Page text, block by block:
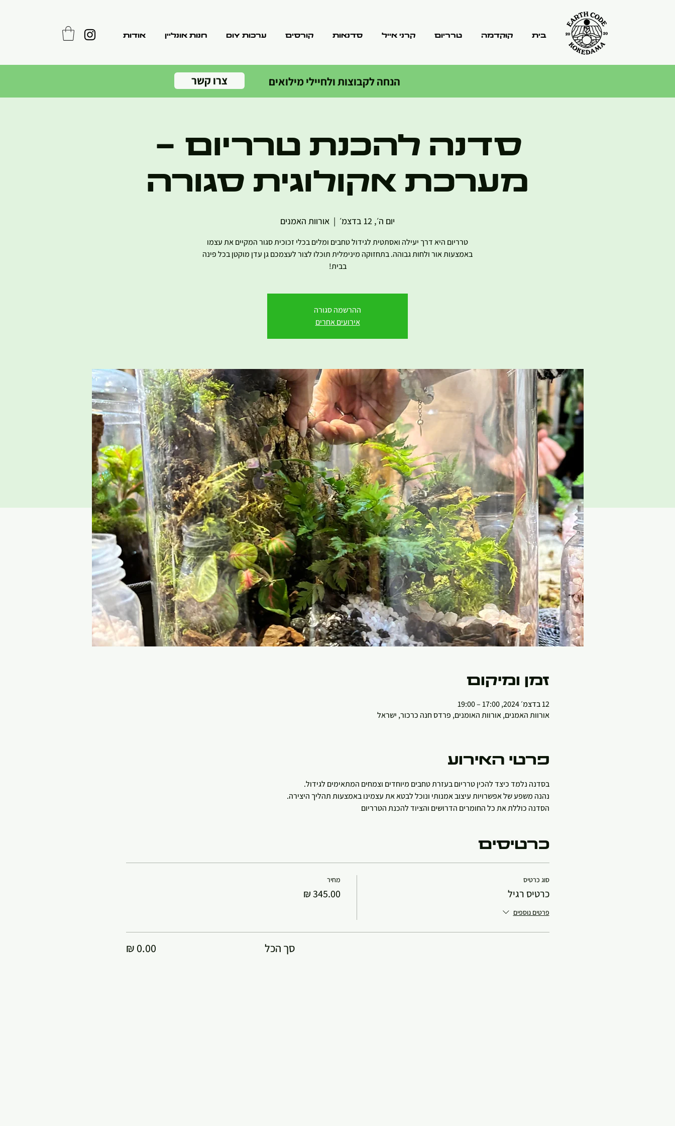
בית קוקדמה טרריום קרני אייל סדנאות קורסים ערכות DIY חנות אונליין אודות
צרו קשר הנחה לקבוצות ולחיילי מילואים
סדנה להכנת טרריום -
מערכת אקולוגית סגורה
יום ה׳, 12 בדצמ׳
  |
אורוות האמנים
טרריום היא דרך יעילה ואסתטית לגידול טחבים ומלים בכלי זכוכית סגור המקיים את עצמו
באמצעות אור ולחות גבוהה. בתחזוקה מינימלית תוכלו לצור לעצמכם גן עדן מוקטן בכל פינה
בבית!
ההרשמה סגורה
אירועים אחרים
זמן ומיקום
12 בדצמ׳ 2024, 17:00 – 19:00
אורוות האמנים, אורוות האומנים, פרדס חנה כרכור, ישראל
פרטי האירוע
בסדנה נלמד כיצד להכין טרריום בעזרת טחבים מיוחדים וצמחים המתאימים לגידול.
נהנה משפע של אפשרויות עיצוב אמנותי ונוכל לבטא את עצמינו באמצעות תהליך היצירה.
הסדנה כוללת את כל החומרים הדרושים והציוד להכנת הטרריום
כרטיסים
סוג כרטיס
כרטיס רגיל
פרטים נוספים
מחיר
סך הכל